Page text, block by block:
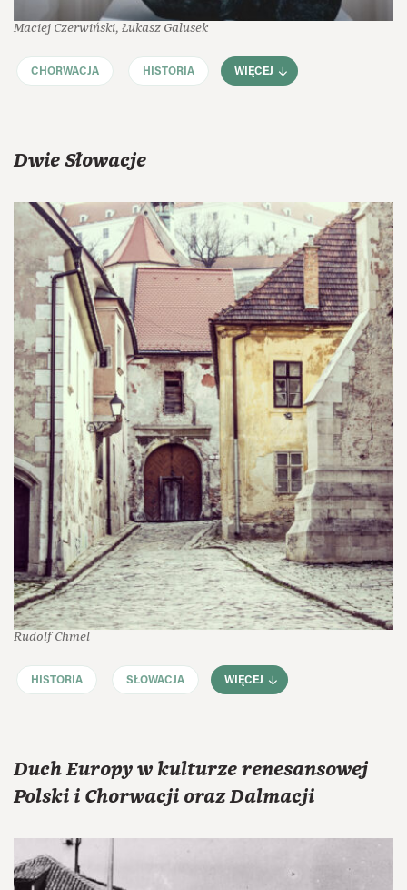
Maciej Czerwiński, Łukasz Galusek
CHORWACJA HISTORIA WIĘCEJ
Dwie Słowacje
Rudolf Chmel
HISTORIA SŁOWACJA WIĘCEJ
Duch Europy w kulturze renesansowej
Polski i Chorwacji oraz Dalmacji